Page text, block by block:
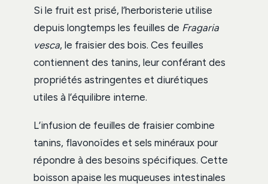
Si le fruit est prisé, l’herboristerie utilise
depuis longtemps les feuilles de Fragaria
vesca, le fraisier des bois. Ces feuilles
contiennent des tanins, leur conférant des
propriétés astringentes et diurétiques
utiles à l’équilibre interne.
L’infusion de feuilles de fraisier combine
tanins, flavonoïdes et sels minéraux pour
répondre à des besoins spécifiques. Cette
boisson apaise les muqueuses intestinales